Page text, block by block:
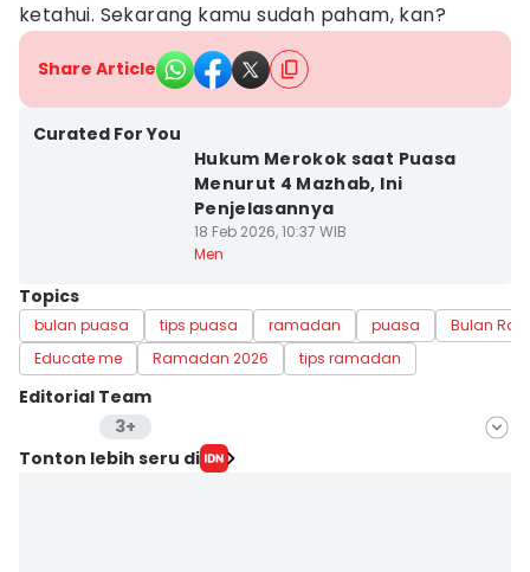
ketahui. Sekarang kamu sudah paham, kan?
Share Article
Curated For You
Hukum Merokok saat Puasa
Menurut 4 Mazhab, Ini
Penjelasannya
18 Feb 2026, 10:37 WIB
Men
Topics
bulan puasa tips puasa ramadan puasa
Bulan
Educate me
Ramadan 2026 tips ramadan
Editorial Team
3+
Editor
Tonton lebih seru di